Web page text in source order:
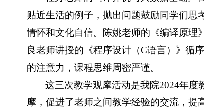
贴近生活的例子，抛出问题鼓励同学们思
情怀和文化自信。陈姚老师的《编译原理
良老师讲授的《程序设计（C语言）》循
的注意力，课程思维周密严谨。
这三次教学观摩活动是我院2024年
摩，促进了老师之间教学经验的交流，提